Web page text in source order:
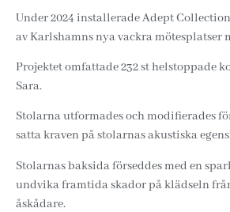
Under 2024 installerade Adept
av Karlshamns nya vackra mötesplatser
Projektet omfattade 232 st helstoppade
Sara.
Stolarna utformades och modifierades
satta kraven på stolarnas akustiska
Stolarnas baksida förseddes med en
undvika framtida skador på klädseln
åskådare.